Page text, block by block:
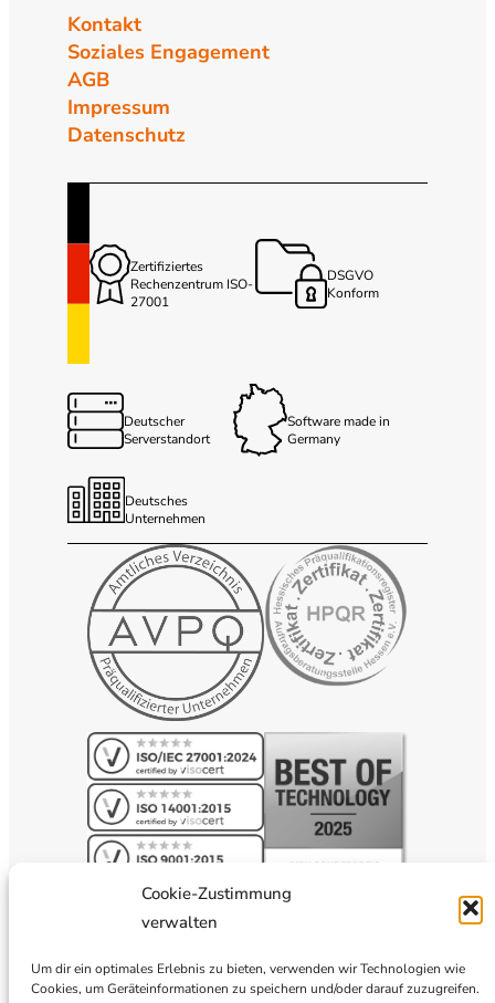
Cookie-Zustimmung
verwalten
Um dir ein optimales Erlebnis zu bieten, verwenden wir Technologien wie
Cookies, um Geräteinformationen zu speichern und/oder darauf zuzugreifen.
Kontakt
Soziales Engagement
AGB
Impressum
Datenschutz
Zertifiziertes
Rechenzentrum ISO-
27001
DSGVO
Konform
Deutscher
Serverstandort
Software made in
Germany
Deutsches
Unternehmen